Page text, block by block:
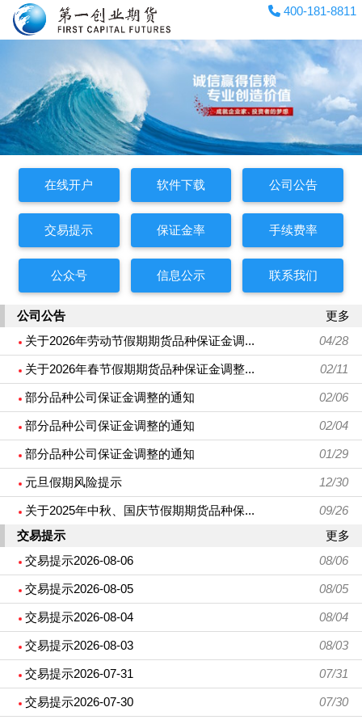
400-181-8811
在线开户 软件下载 公司公告
交易提示 保证金率 手续费率
公众号 信息公示 联系我们
公司公告
更多
04/28
关于2026年劳动节假期期货品种保证金调...
02/11
关于2026年春节假期期货品种保证金调整...
02/06
部分品种公司保证金调整的通知
02/04
部分品种公司保证金调整的通知
01/29
部分品种公司保证金调整的通知
12/30
元旦假期风险提示
09/26
关于2025年中秋、国庆节假期期货品种保...
交易提示
更多
08/06
交易提示2026-08-06
08/05
交易提示2026-08-05
08/04
交易提示2026-08-04
08/03
交易提示2026-08-03
07/31
交易提示2026-07-31
07/30
交易提示2026-07-30